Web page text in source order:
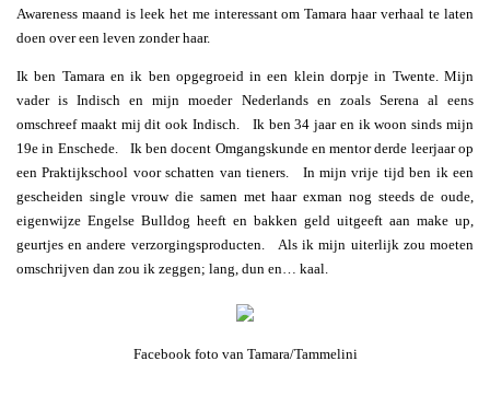
Awareness maand is leek het me interessant om Tamara haar verhaal te laten
doen over een leven zonder haar.
Ik ben Tamara en ik ben opgegroeid in een klein dorpje in Twente. Mijn
vader is Indisch en mijn moeder Nederlands en zoals Serena al eens
omschreef maakt mij dit ook Indisch. Ik ben 34 jaar en ik woon sinds mijn
19e in Enschede. Ik ben docent Omgangskunde en mentor derde leerjaar op
een Praktijkschool voor schatten van tieners. In mijn vrije tijd ben ik een
gescheiden single vrouw die samen met haar exman nog steeds de oude,
eigenwijze Engelse Bulldog heeft en bakken geld uitgeeft aan make up,
geurtjes en andere verzorgingsproducten. Als ik mijn uiterlijk zou moeten
omschrijven dan zou ik zeggen; lang, dun en… kaal.
Facebook foto van Tamara/Tammelini